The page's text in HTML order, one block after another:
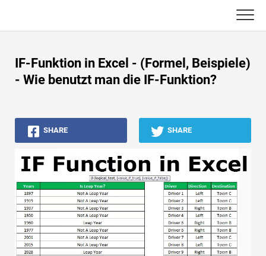
content
Buchhaltungs-Tutorials
Excel, VBA & Power BI
Investment Banking Tutorials
Top Bücher
Finanzkarriere-Leitfäden
Ressourcen für die Finanzzertifizierung
IF-Funktion in Excel - (Formel, Beispiele)
- Wie benutzt man die IF-Funktion?
SHARE SHARE